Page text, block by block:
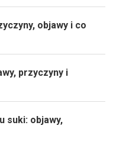
objawy i co
przyczyny i
suki: objawy,